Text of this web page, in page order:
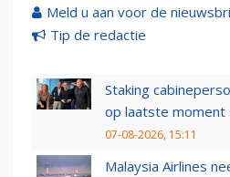
Meld u aan voor de
Tip de redactie
Staking
op laatste moment
07-08-2026, 15:11
Malaysia Airlines